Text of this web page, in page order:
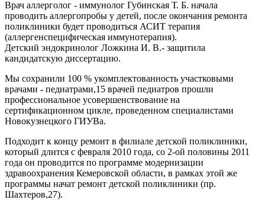
Врач аллерголог - иммунолог Губинская Т. Б. начала
проводить аллергопробы у детей, после окончания ремонта
поликлиники будет проводиться АСИТ терапия
(аллергенспецифическая иммунотерапия).
Детский эндокринолог Ложкина И. В.- защитила
кандидатскую диссертацию.
Мы сохранили 100 % укомплектованность участковыми
врачами - педиатрами,15 врачей педиатров прошли
профессиональное усовершенствование на
сертификационном цикле, проведенном специалистами
Новокузнецкого ГИУВа.
Подходит к концу ремонт в филиале детской поликлиники,
который длится с февраля 2010 года, со 2-ой половины 2011
года он проводится по программе модернизации
здравоохранения Кемеровской области, в рамках этой же
программы начат ремонт детской поликлиники (пр.
Шахтеров,27).